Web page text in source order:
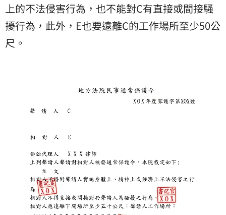
上的不法侵害行為，也不能對C有直接或間接騷
擾行為，此外，E也要遠離C的工作場所至少50公
尺。